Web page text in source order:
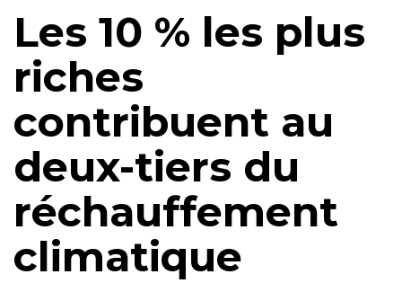
Les 10 % les plus
riches
contribuent au
deux-tiers du
réchauffement
climatique